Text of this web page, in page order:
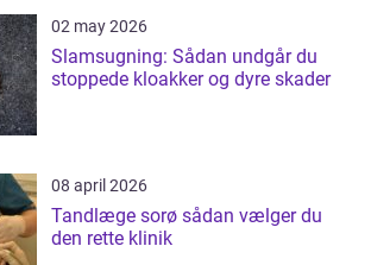
02 may 2026
Slamsugning: Sådan undgår du
stoppede kloakker og dyre skader
08 april 2026
Tandlæge sorø sådan vælger du
den rette klinik